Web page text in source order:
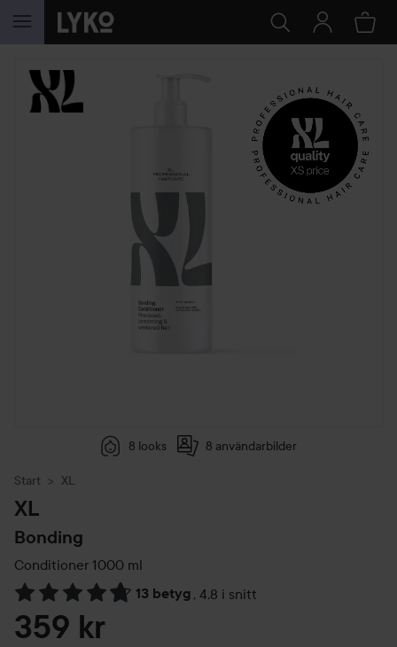
HOPPA TILL INNEHÅLLET
8 looks 8 användarbilder
Start XL
XL
Bonding
Conditioner 1000 ml
13 betyg , 4.8 i snitt
Hoppa till Betyg & kommentarer
359 kr